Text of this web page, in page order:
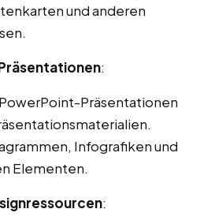
und anderen
:
Präsentationen
Infografiken und
Elementen.
: